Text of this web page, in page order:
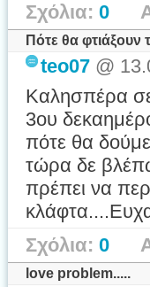
Σχόλια: 0
Πότε θα φτιάξουν
teo07 @
Καλησπέρα σε
3ου
πότε θα
τώρα δε βλέπω
πρέπει να
Σχόλια: 0
love problem.....